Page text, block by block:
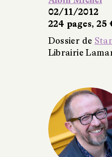
02/11/2012
224 pages, 25
Dossier de
Librairie